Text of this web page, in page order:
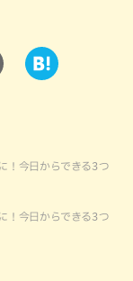
！今日からできる3つ
！今日からできる3つ